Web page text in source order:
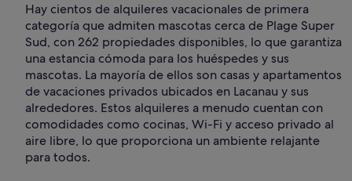
Hay cientos de alquileres vacacionales de primera
categoría que admiten mascotas cerca de Plage Super
Sud, con 262 propiedades disponibles, lo que garantiza
una estancia cómoda para los huéspedes y sus
mascotas. La mayoría de ellos son casas y apartamentos
de vacaciones privados ubicados en Lacanau y sus
alrededores. Estos alquileres a menudo cuentan con
comodidades como cocinas, Wi-Fi y acceso privado al
aire libre, lo que proporciona un ambiente relajante
para todos.